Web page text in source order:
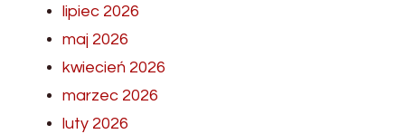
lipiec 2026
maj 2026
kwiecień 2026
marzec 2026
luty 2026